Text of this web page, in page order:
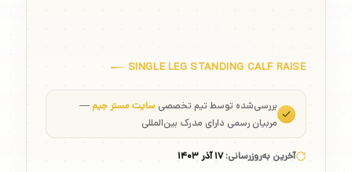
SINGLE LEG STANDING CALF RAISE
بررسی‌شده توسط تیم تخصصیسایت مستر جیم—
مربیان رسمی دارای مدرک بین‌المللی
آخرین به‌روزرسانی:۱۷ آذر ۱۴۰۳